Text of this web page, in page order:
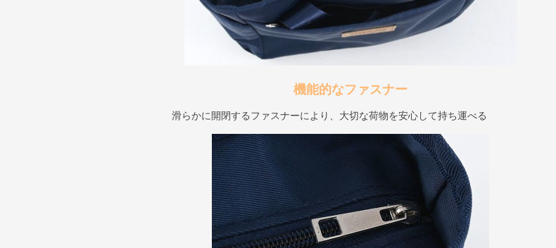
機能的なファスナー
滑らかに開閉するファスナーにより、大切な荷物を安心して持ち運べる